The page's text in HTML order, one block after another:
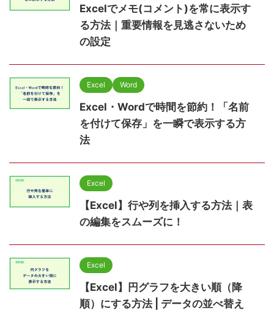
Excelでメモ(コメント)を常に表示す
る方法｜重要情報を見逃さないため
の設定
Excel Word
Excel・Wordで時間を節約！「名前
を付けて保存」を一瞬で表示する方
法
Excel
【Excel】行や列を挿入する方法｜表
の編集をスムーズに！
Excel
【Excel】円グラフを大きい順（降
順）にする方法 | データの並べ替え